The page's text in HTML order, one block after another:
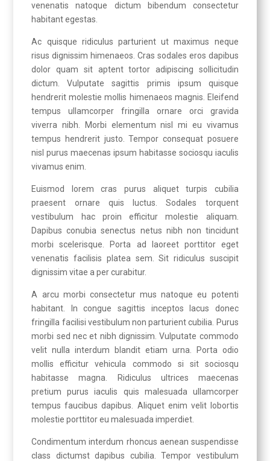
venenatis natoque dictum bibendum consectetur
habitant egestas.
Ac quisque ridiculus parturient ut maximus neque
risus dignissim himenaeos. Cras sodales eros dapibus
dolor quam sit aptent tortor adipiscing sollicitudin
dictum. Vulputate sagittis primis ipsum quisque
hendrerit molestie mollis himenaeos magnis. Eleifend
tempus ullamcorper fringilla ornare orci gravida
viverra nibh. Morbi elementum nisl mi eu vivamus
tempus hendrerit justo. Tempor consequat posuere
nisl purus maecenas ipsum habitasse sociosqu iaculis
vivamus enim.
Euismod lorem cras purus aliquet turpis cubilia
praesent ornare quis luctus. Sodales torquent
vestibulum hac proin efficitur molestie aliquam.
Dapibus conubia senectus netus nibh non tincidunt
morbi scelerisque. Porta ad laoreet porttitor eget
venenatis facilisis platea sem. Sit ridiculus suscipit
dignissim vitae a per curabitur.
A arcu morbi consectetur mus natoque eu potenti
habitant. In congue sagittis inceptos lacus donec
fringilla facilisi vestibulum non parturient cubilia. Purus
morbi sed nec et nibh dignissim. Vulputate commodo
velit nulla interdum blandit etiam urna. Porta odio
mollis efficitur vehicula commodo si sit sociosqu
habitasse magna. Ridiculus ultrices maecenas
pretium purus iaculis quis malesuada ullamcorper
tempus faucibus dapibus. Aliquet enim velit lobortis
molestie porttitor eu malesuada imperdiet.
Condimentum interdum rhoncus aenean suspendisse
class dictumst dapibus cubilia. Tempor vestibulum